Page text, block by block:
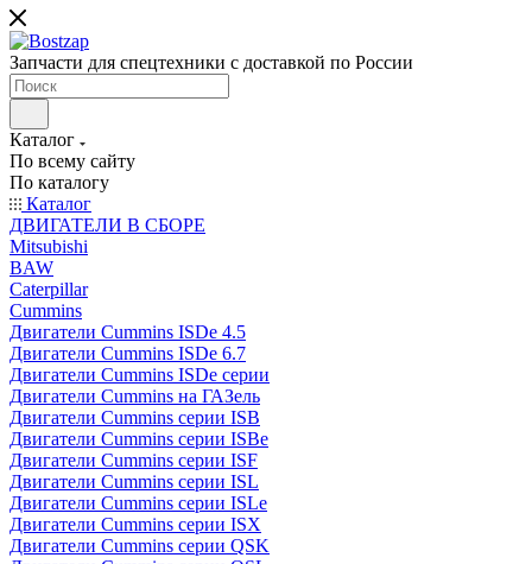
Запчасти для спецтехники с доставкой по России
Каталог
По всему сайту
По каталогу
Каталог
ДВИГАТЕЛИ В СБОРЕ
Mitsubishi
BAW
Caterpillar
Cummins
Двигатели Cummins ISDe 4.5
Двигатели Cummins ISDe 6.7
Двигатели Cummins ISDe серии
Двигатели Cummins на ГАЗель
Двигатели Cummins серии ISB
Двигатели Cummins серии ISBe
Двигатели Cummins серии ISF
Двигатели Cummins серии ISL
Двигатели Cummins серии ISLe
Двигатели Cummins серии ISX
Двигатели Cummins серии QSK